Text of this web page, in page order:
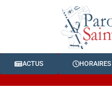
ACTUS HORAIRES